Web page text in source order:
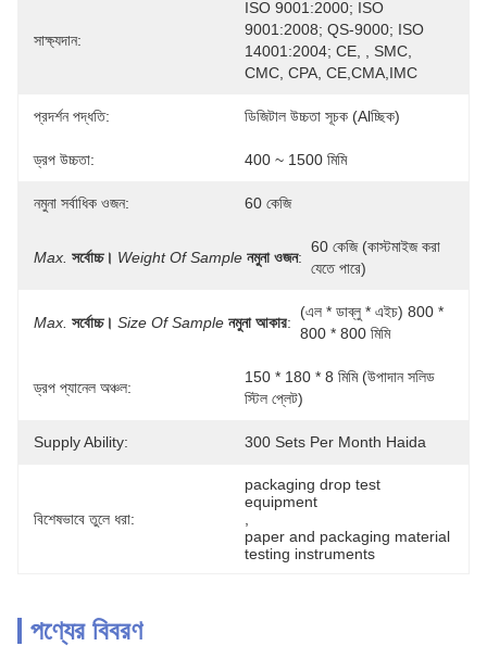
সাক্ষ্যদান:
ISO 9001:2000; ISO
9001:2008; QS-9000; ISO
14001:2004; CE, , SMC,
CMC, CPA, CE,CMA,IMC
প্রদর্শন পদ্ধতি: ডিজিটাল উচ্চতা সূচক (alচ্ছিক)
ড্রপ উচ্চতা: 400 ~ 1500 মিমি
নমুনা সর্বাধিক ওজন: 60 কেজি
Max. সর্বোচ্চ। Weight Of Sample নমুনা ওজন:
60 কেজি (কাস্টমাইজ করা
যেতে পারে)
Max. সর্বোচ্চ। Size Of Sample নমুনা আকার:
(এল * ডাব্লু * এইচ) 800 *
800 * 800 মিমি
ড্রপ প্যানেল অঞ্চল:
150 * 180 * 8 মিমি (উপাদান সলিড
স্টিল প্লেট)
Supply Ability: 300 Sets Per Month Haida
বিশেষভাবে তুলে ধরা:
packaging drop test
equipment
paper and packaging material
testing instruments
পণ্যের বিবরণ